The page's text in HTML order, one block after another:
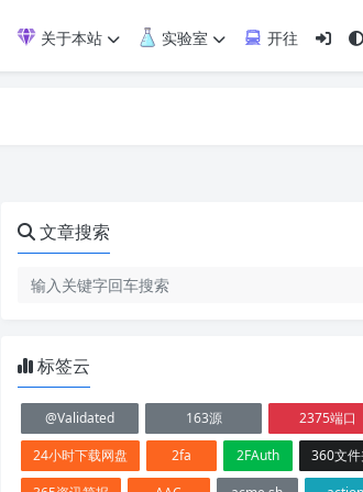
关于本站 实验室
开往
文章搜索
标签云
@Validated 163源
2375端口
24小时下载网盘
2fa 2FAuth
360文件